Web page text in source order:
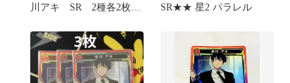
川アキ SR 2種各2枚セ
SR★★ 星2 パラレル